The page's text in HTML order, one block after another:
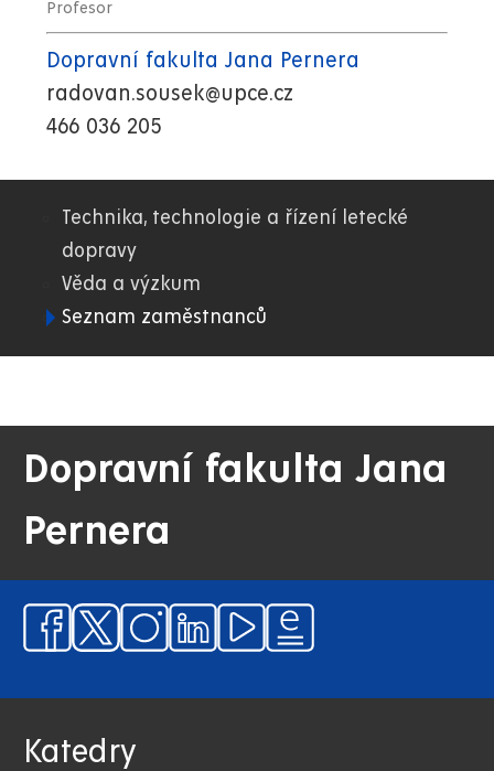
Profesor
Dopravní fakulta Jana Pernera
radovan.sousek@upce.cz
466 036 205
02.
DFJP
Technika, technologie a řízení letecké
dopravy
Věda a výzkum
Seznam zaměstnanců
Dopravní fakulta Jana
Pernera
Katedry